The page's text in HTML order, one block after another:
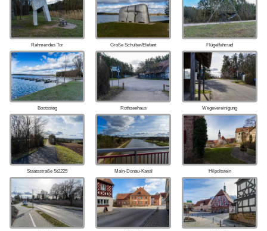
Rahmendes Tor Große Schulter/Elefant Flügelfahrrad
Bootssteg Rothseehaus Wegevereinigung
Staatsstraße St2225 Main-Donau-Kanal Hilpoltstein